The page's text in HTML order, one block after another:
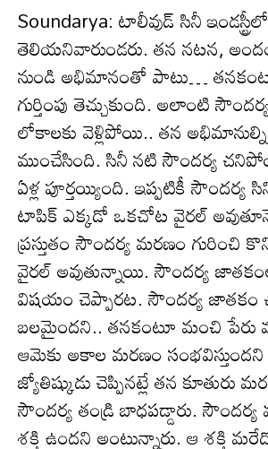
Soundarya: టాలీవుడ్ సినీ
తెలియనివారుండరు. తన నటన,
నుండి అభిమానంతో పాటు…
గుర్తింపు తెచ్చుకుంది. అలాంటి
లోకాలకు వెళ్లిపోయి.. తన
ముంచేసింది. సినీ నటి సౌందర్య
ఏళ్ల పూర్తయ్యింది. ఇప్పటికీ
టాపిక్ ఎక్కడో ఒకచోట వైరల్
ప్రస్తుతం సౌందర్య మరణం గురించి
వైరల్ అవుతున్నాయి. సౌందర్య
విషయం చెప్పారట. సౌందర్య
బలమైందని.. తనకంటూ మంచి పేరు
ఆమెకు అకాల మరణం
జ్యోతిష్కుడు చెప్పినట్లే తన కూతురు
సౌందర్య తండ్రి బాధపడ్డారు.
శక్తి ఉందని అంటున్నారు. ఆ శక్తి